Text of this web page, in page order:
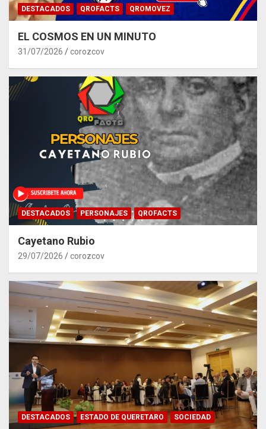
DESTACADOS QROFACTS QROMOVEZ
EL COSMOS EN UN MINUTO
31/07/2026 corozcov
DESTACADOS PERSONAJES QROFACTS
Cayetano Rubio
29/07/2026 corozcov
DESTACADOS ESTADO DE QUERETARO SOCIEDAD